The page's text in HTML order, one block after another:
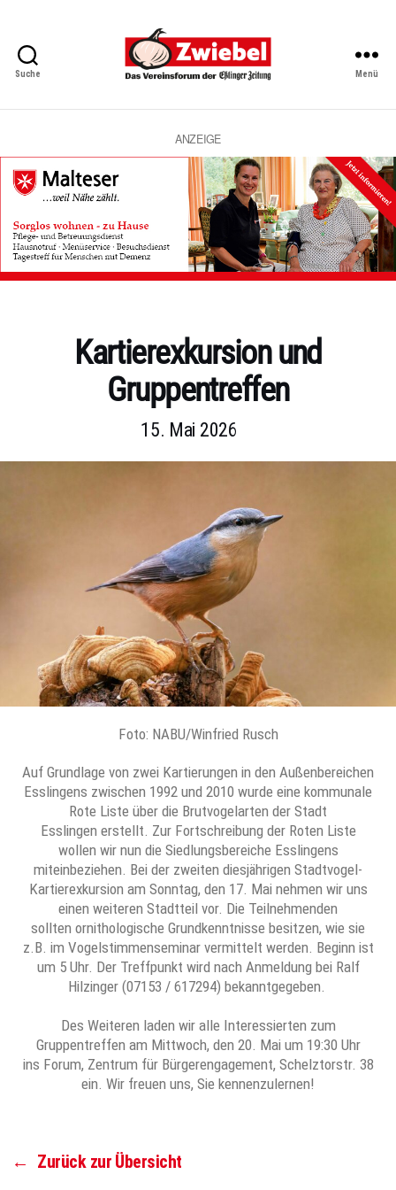
Suche
Vereinsforum
Eßlinger
Zeitung
Menü
ANZEIGE
Kartierexkursion und
Gruppentreffen
15. Mai 2026
Foto: NABU/Winfried Rusch
Auf Grundlage von zwei Kartierungen in den Außenbereichen
Esslingens zwischen 1992 und 2010 wurde eine kommunale
Rote Liste über die Brutvogelarten der Stadt
Esslingen erstellt. Zur Fortschreibung der Roten Liste
wollen wir nun die Siedlungsbereiche Esslingens
miteinbeziehen. Bei der zweiten diesjährigen Stadtvogel-
Kartierexkursion am Sonntag, den 17. Mai nehmen wir uns
einen weiteren Stadtteil vor. Die Teilnehmenden
sollten ornithologische Grundkenntnisse besitzen, wie sie
z.B. im Vogelstimmenseminar vermittelt werden. Beginn ist
um 5 Uhr. Der Treffpunkt wird nach Anmeldung bei Ralf
Hilzinger (07153 / 617294) bekanntgegeben.
Des Weiteren laden wir alle Interessierten zum
Gruppentreffen am Mittwoch, den 20. Mai um 19:30 Uhr
ins Forum, Zentrum für Bürgerengagement, Schelztorstr. 38
ein. Wir freuen uns, Sie kennenzulernen!
← Zurück zur Übersicht